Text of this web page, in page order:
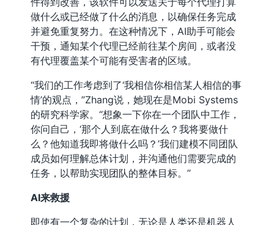
做什么或已经做了什么的消息，以确保任务完成
并避免重复努力。在这种情况下，AI助手可能会
干预，通知某个代理已经前往某个房间，或者没
有代理覆盖某个可能有受害者的区域。
“我们的工作考虑到了‘我相信你相信某人相信的事
情’的观点，”Zhang说，她现在是Mobi Systems
的研究科学家。“想象一下你在一个团队中工作，
你问自己，‘那个人到底在做什么？我将要做什
么？他知道我即将做什么吗？’我们建模不同团队
成员如何理解总体计划，并沟通他们需要完成的
任务，以帮助实现团队的整体目标。”
AI来救援
即使有一个复杂的计划，无论是人类还是机器人